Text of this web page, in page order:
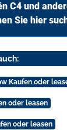
C4 und
Sie hier
Kaufen oder
oder leasen
oder leasen